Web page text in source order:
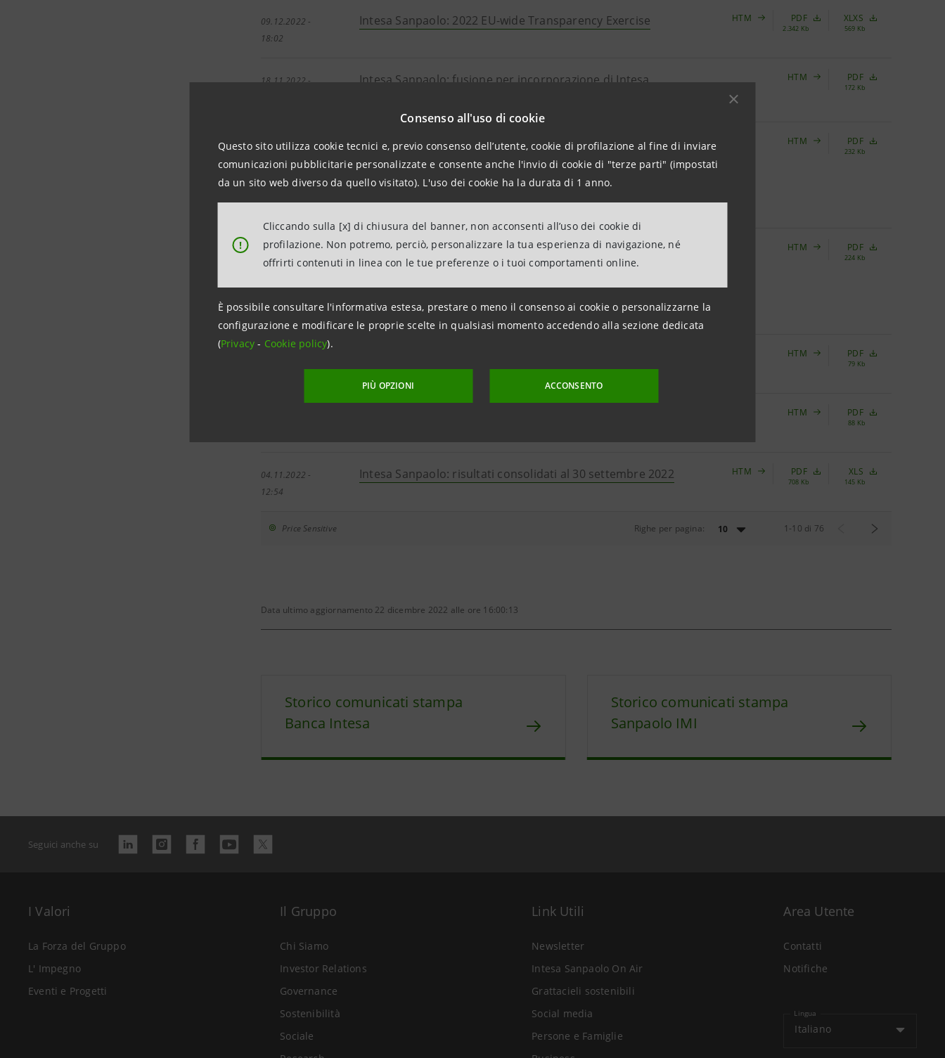
Consenso all'uso di cookie
Questo sito utilizza cookie tecnici e, previo consenso dell’utente, cookie di profilazione al fine di inviare
comunicazioni pubblicitarie personalizzate e consente anche l'invio di cookie di "terze parti" (impostati
da un sito web diverso da quello visitato). L'uso dei cookie ha la durata di 1 anno.
!
Cliccando sulla [x] di chiusura del banner, non acconsenti all’uso dei cookie di
profilazione. Non potremo, perciò, personalizzare la tua esperienza di navigazione, né
offrirti contenuti in linea con le tue preferenze o i tuoi comportamenti online.
È possibile consultare l'informativa estesa, prestare o meno il consenso ai cookie o personalizzarne la
configurazione e modificare le proprie scelte in qualsiasi momento accedendo alla sezione dedicata
(Privacy- Cookie policy).
PIÙ OPZIONI ACCONSENTO
09.12.2022 -
18:02
Intesa Sanpaolo: 2022 EU-wide Transparency Exercise HTM PDF
2.342 Kb
XLXS
569 Kb
18.11.2022 -
Intesa Sanpaolo: fusione per incorporazione di Intesa
HTM PDF
172 Kb
15.11.2022 -
07:40
Intesa Sanpaolo ha completato la cessione di circa 67 milioni
di azioni Nexi tramite una procedura di accelerated
bookbuilding riservata a investitori qualificati Italiani e
istituzionali esteri
HTM PDF
232 Kb
14.11.2022 -
18:04
Intesa Sanpaolo avvia la vendita di azioni Nexi fino a un
massimo di circa 67 milioni di azioni tramite una procedura di
accelerated bookbuilding riservata a investitori qualificati
italiani e istituzionali esteri
HTM PDF
224 Kb
HTM PDF
79 Kb
HTM PDF
88 Kb
04.11.2022 -
12:54
Intesa Sanpaolo: risultati consolidati al 30 settembre 2022 HTM PDF
708 Kb
XLS
145 Kb
Price Sensitive Righe per pagina: 10 1 -10 di 76
Data ultimo aggiornamento 22 dicembre 2022 alle ore 16:00:13
Storico comunicati stampa
Banca Intesa
Storico comunicati stampa
Sanpaolo IMI
Seguici anche su
I Valori
La Forza del Gruppo
L' Impegno
Eventi e Progetti
Il Gruppo
Chi Siamo
Investor Relations
Governance
Sostenibilità
Sociale
Link Utili
Newsletter
Intesa Sanpaolo On Air
Grattacieli sostenibili
Social media
Persone e Famiglie
Area Utente
Contatti
Notifiche
Lingua
Italiano